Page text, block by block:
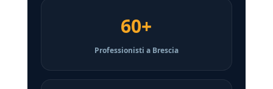
60+
Professionisti a Brescia